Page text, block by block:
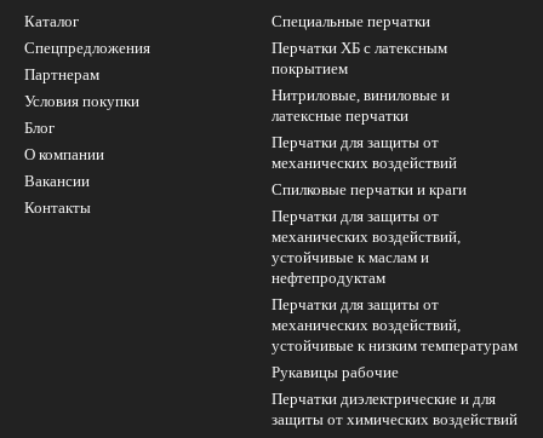
Каталог
Спецпредложения
Партнерам
Условия покупки
Блог
О компании
Вакансии
Контакты
Специальные перчатки
Перчатки ХБ с латексным
покрытием
Нитриловые, виниловые и
латексные перчатки
Перчатки для защиты от
механических воздействий
Cпилковые перчатки и краги
Перчатки для защиты от
механических воздействий,
устойчивые к маслам и
нефтепродуктам
Перчатки для защиты от
механических воздействий,
устойчивые к низким температурам
Рукавицы рабочие
Перчатки диэлектрические и для
защиты от химических воздействий